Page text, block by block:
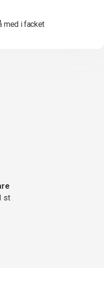
med i facket
st